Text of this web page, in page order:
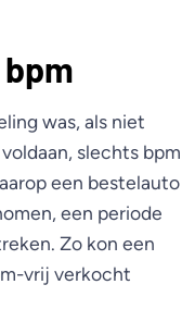
was, als niet
slechts bpm
een bestelauto
een periode
Zo kon een
vrij verkocht